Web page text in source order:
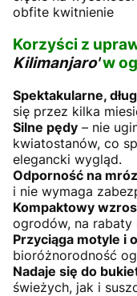
obfite kwitnienie
Korzyści z
Kilimanjaro'w
Spektakularne,
się przez kilka
Silne pędy – nie
kwiatostanów, co
elegancki wygląd.
Odporność na
i nie wymaga
Kompaktowy
ogrodów, na
Przyciąga motyle i
bioróżnorodność
Nadaje się do
świeżych, jak i